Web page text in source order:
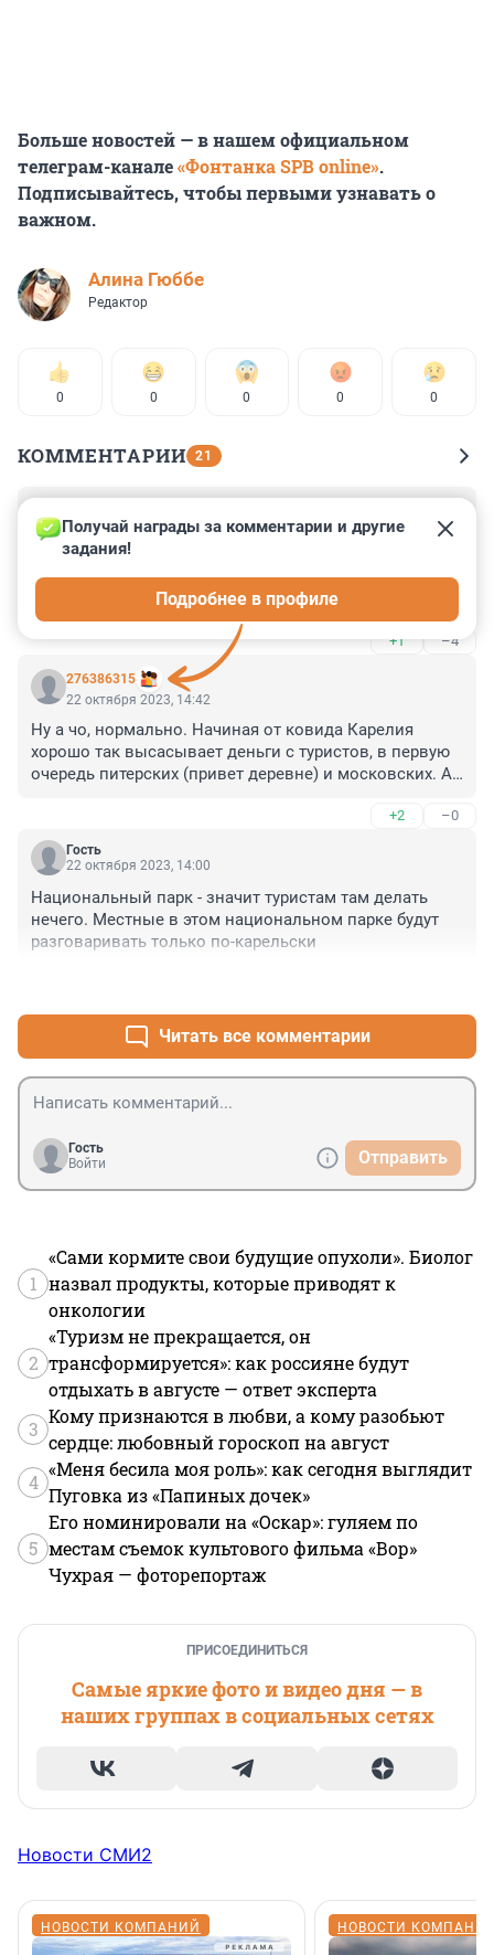
Больше новостей — в нашем официальном
телеграм-канале«Фонтанка SPB online».
Подписывайтесь, чтобы первыми узнавать о
важном.
Алина Гюббе
Редактор
0 0 0 0 0
КОММЕНТАРИИ 21
22 октября 2023, 15:16
Был там в прошлом году на экскурсии. Экскурсовод
из карел весьма не лестно, на сколько это было
возможно, отзывалась об их жизни в России после
1991 года. Причина одна - резкое падение уровня
жизни, и до того не высокого, в связи с закрытием
предприятий в республике. Думаю результаты
референдума не были бы однозначными. А геноцид
их народа и финские концлагеря она всячески
отрицает.
+1 –4
276386315
Получай награды за комментарии и другие
задания!
Подробнее в профиле
22 октября 2023, 14:42
Ну а чо, нормально. Начиная от ковида Карелия
хорошо так высасывает деньги с туристов, в первую
очередь питерских (привет деревне) и московских. А
Петрозаводск с окрестностями, на одну поездку
хватит. Еще места притяжения денег нужно открыть.
+2 –0
Гость
22 октября 2023, 14:00
Национальный парк - значит туристам там делать
нечего. Местные в этом национальном парке будут
разговаривать только по-карельски
Читать все комментарии
Гость
Войти
Отправить
1
«Сами кормите свои будущие опухоли». Биолог
назвал продукты, которые приводят к
онкологии
2
«Туризм не прекращается, он
трансформируется»: как россияне будут
отдыхать в августе — ответ эксперта
3
Кому признаются в любви, а кому разобьют
сердце: любовный гороскоп на август
4
«Меня бесила моя роль»: как сегодня выглядит
Пуговка из «Папиных дочек»
5
Его номинировали на «Оскар»: гуляем по
местам съемок культового фильма «Вор»
Чухрая — фоторепортаж
ПРИСОЕДИНИТЬСЯ
Самые яркие фото и видео дня — в
наших группах в социальных сетях
Новости СМИ2
НОВОСТИ КОМПАНИЙ НОВОСТИ